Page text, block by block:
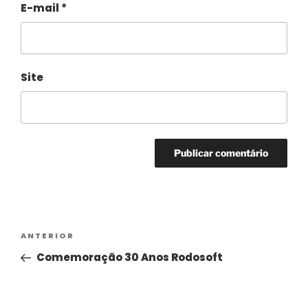
E-mail *
Site
ANTERIOR
Comemoração 30 Anos Rodosoft